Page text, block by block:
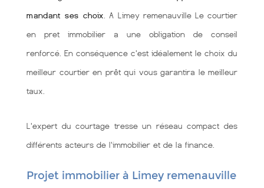
mandant ses choix . A Limey remenauville Le courtier
en pret immobilier a une obligation de conseil
renforcé. En conséquence c'est idéalement le choix du
meilleur courtier en prêt qui vous garantira le meilleur
taux.
L'expert du courtage tresse un réseau compact des
différents acteurs de l'immobilier et de la finance.
Projet immobilier à Limey remenauville